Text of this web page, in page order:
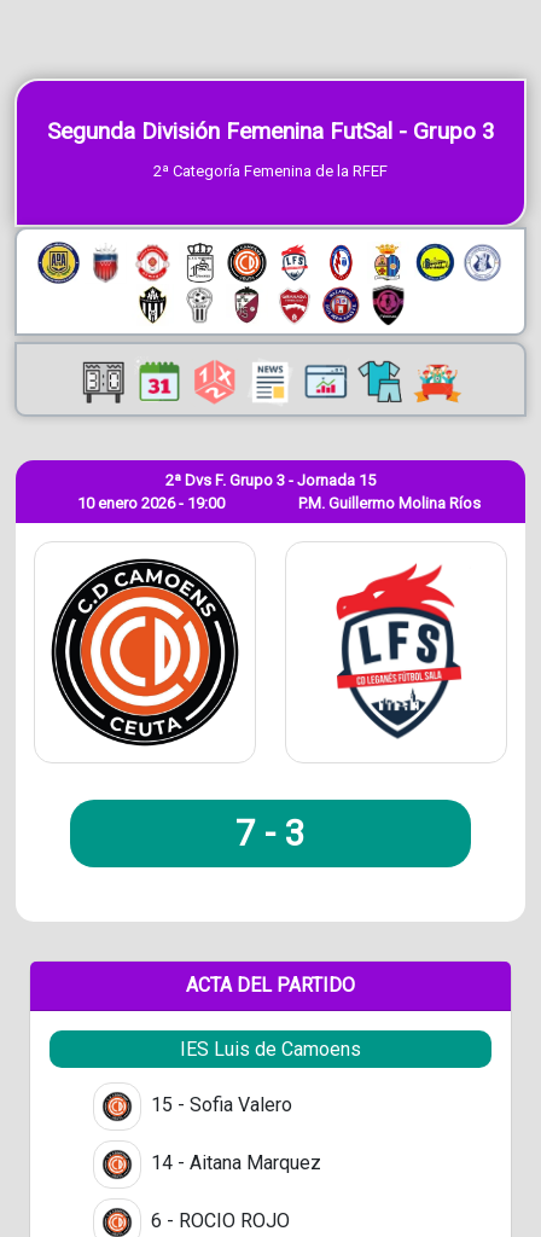
Segunda División Femenina FutSal - Grupo 3
2ª Categoría Femenina de la RFEF
10 enero 2026 - 19:00
2ª Dvs F. Grupo 3 - Jornada 15
P.M. Guillermo Molina Ríos
7 - 3
ACTA DEL PARTIDO
IES Luis de Camoens
15 - Sofia Valero
14 - Aitana Marquez
6 - ROCIO ROJO